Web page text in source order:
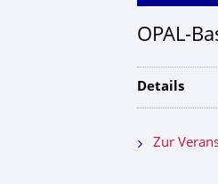
OPAL-
Details
Zur